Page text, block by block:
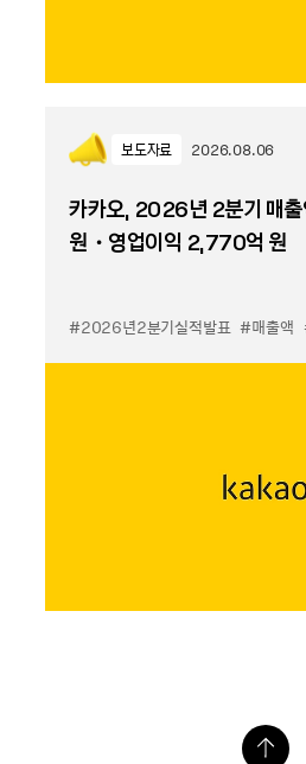
보도자료 2026.08.06
카카오, 2026년 2분기 매
원・영업이익 2,770억 원
#2026년2분기실적발표 #매출액